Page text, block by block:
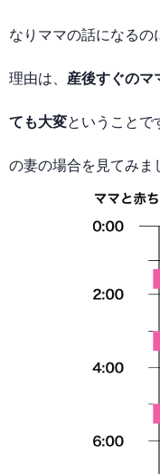
なりママの話になるの
理由は、 産後すぐのマ
ても大変ということで
の妻の場合を見てみま